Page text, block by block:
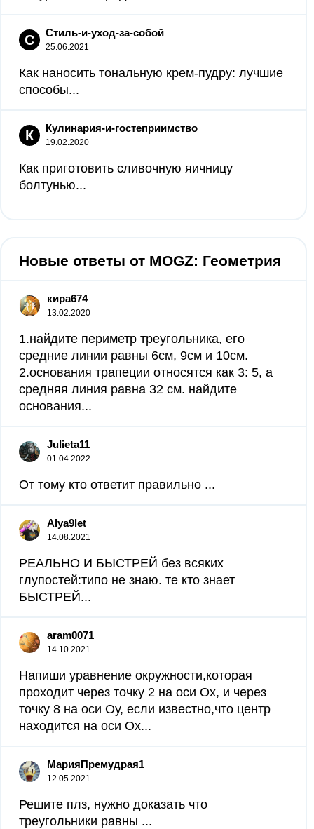
С Стиль-и-уход-за-собой
25.06.2021
Как наносить тональную крем-пудру: лучшие
способы...
К Кулинария-и-гостеприимство
19.02.2020
Как приготовить сливочную яичницу
болтунью...
Новые ответы от MOGZ: Геометрия
кира674
13.02.2020
1.найдите периметр треугольника, его
средние линии равны 6см, 9см и 10см.
2.основания трапеции относятся как 3: 5, а
средняя линия равна 32 см. найдите
основания...
Julieta11
01.04.2022
От тому кто ответит правильно ​...
Alya9let
14.08.2021
РЕАЛЬНО И БЫСТРЕЙ без всяких
глупостей:типо не знаю. те кто знает
БЫСТРЕЙ...
aram0071
14.10.2021
Напиши уравнение окружности,которая
проходит через точку 2 на оси Ох, и через
точку 8 на оси Оу, если известно,что центр
находится на оси Ох​...
МарияПремудрая1
12.05.2021
Решите плз, нужно доказать что
треугольники равны ​...